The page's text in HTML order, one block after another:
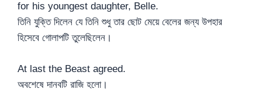
for his youngest daughter, Belle.
তিনি যুক্তি দিলেন যে তিনি শুধু তার ছোট মেয়ে বেলের জন্য উপহার
হিসেবে গোলাপটি তুলেছিলেন।
At last the Beast agreed.
অবশেষে দানবটি রাজি হলো।